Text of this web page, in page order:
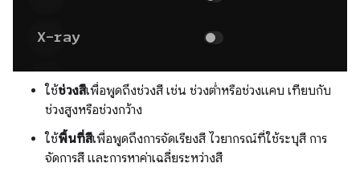
ใช้ช่วงสีเพื่อพูดถึงช่วงสี เช่น ช่วงต่ำหรือช่วงแคบ เทียบกับ
ช่วงสูงหรือช่วงกว้าง
ใช้พื้นที่สีเพื่อพูดถึงการจัดเรียงสี ไวยากรณ์ที่ใช้ระบุสี การ
จัดการสี และการหาค่าเฉลี่ยระหว่างสี